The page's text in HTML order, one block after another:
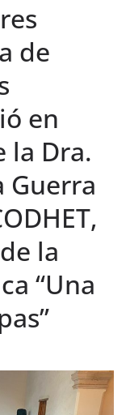
de
en
la Dra.
Guerra
la
“Una